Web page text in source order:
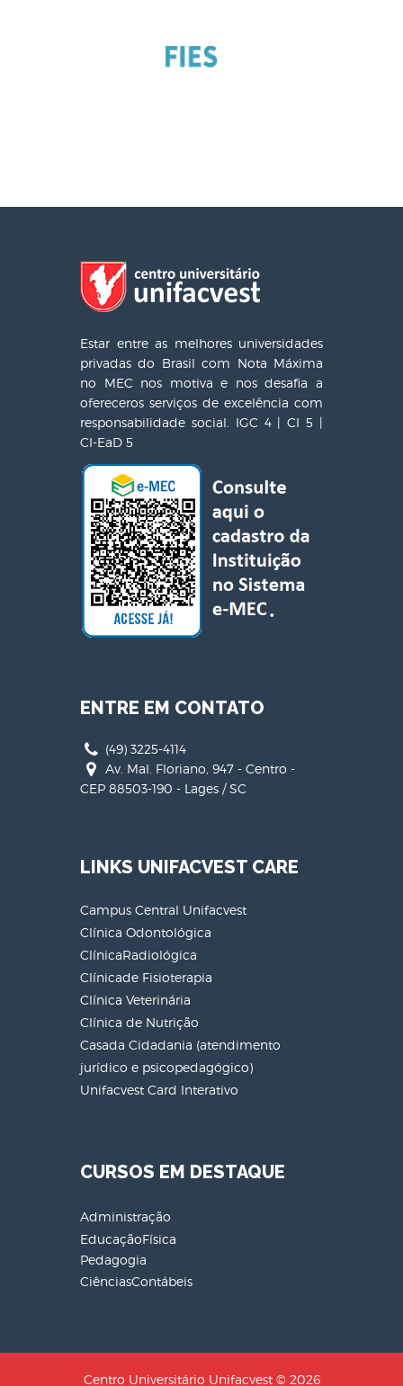
Estar entre as melhores universidades
privadas do Brasil com Nota Máxima
no MEC nos motiva e nos desafia a
ofereceros serviços de excelência com
responsabilidade social. IGC 4 | CI 5 |
CI-EaD 5
ENTRE EM CONTATO
(49) 3225-4114
Av. Mal. Floriano, 947 - Centro -
CEP 88503-190 - Lages / SC
LINKS UNIFACVEST CARE
Campus Central Unifacvest
Clínica Odontológica
ClínicaRadiológica
Clínicade Fisioterapia
Clínica Veterinária
Clínica de Nutrição
Casada Cidadania (atendimento
jurídico e psicopedagógico)
Unifacvest Card Interativo
CURSOS EM DESTAQUE
Administração
EducaçãoFísica
Pedagogia
CiênciasContábeis
Centro Universitário Unifacvest © 2026